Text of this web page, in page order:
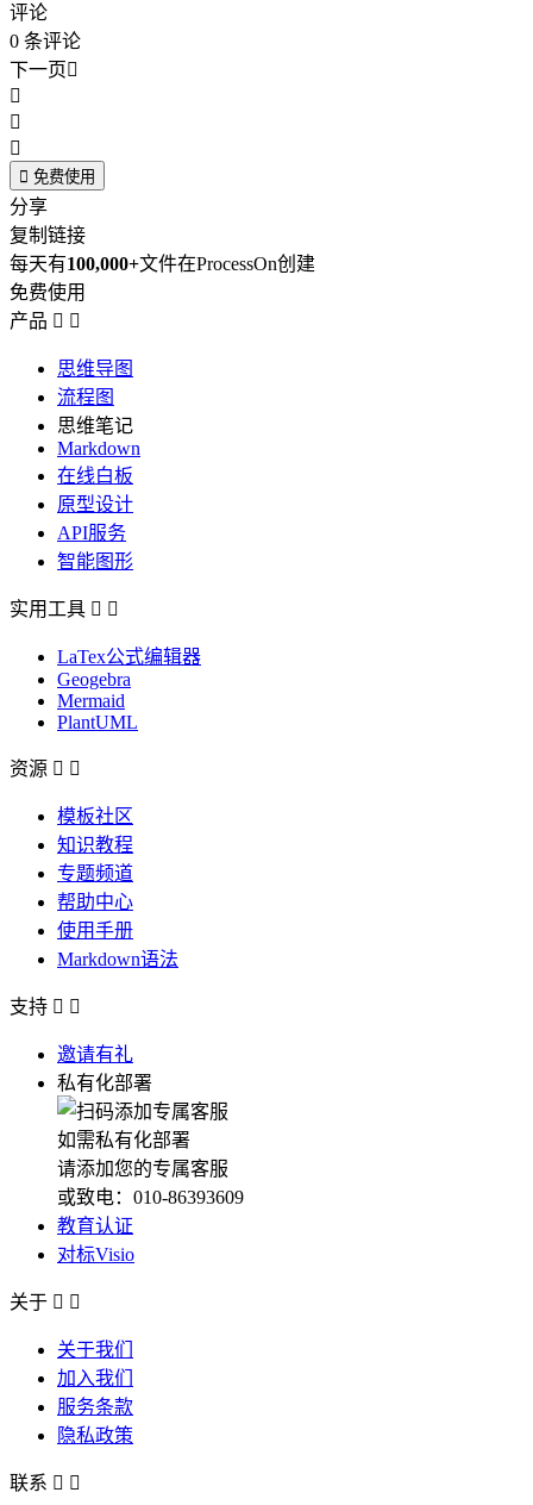
评论
0 条评论
下一页



 免费使用
分享
复制链接
每天有100,000+文件在ProcessOn创建
免费使用
产品  
思维导图
流程图
思维笔记
Markdown
在线白板
原型设计
API服务
智能图形
实用工具  
LaTex公式编辑器
Geogebra
Mermaid
PlantUML
资源  
模板社区
知识教程
专题频道
帮助中心
使用手册
Markdown语法
支持  
邀请有礼
私有化部署
如需私有化部署
请添加您的专属客服
或致电：010-86393609
教育认证
对标Visio
关于  
关于我们
加入我们
服务条款
隐私政策
联系  